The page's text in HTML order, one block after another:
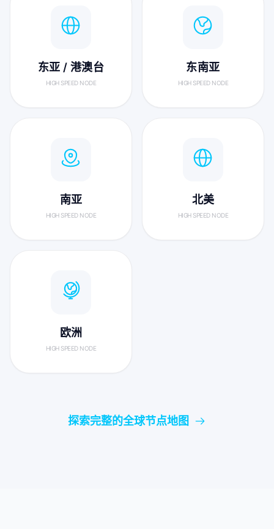
东亚 / 港澳台
HIGH SPEED NODE
东南亚
HIGH SPEED NODE
南亚
HIGH SPEED NODE
北美
HIGH SPEED NODE
欧洲
HIGH SPEED NODE
探索完整的全球节点地图